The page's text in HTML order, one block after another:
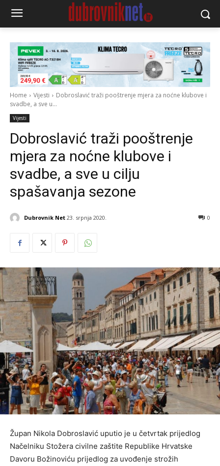
Home Vijesti
Dobroslavić traži pooštrenje mjera za noćne klubove i
svadbe, a sve u...
Vijesti
Dobroslavić traži pooštrenje
mjera za noćne klubove i
svadbe, a sve u cilju
spašavanja sezone
Dubrovnik Net 23. srpnja 2020. 0
Župan Nikola Dobroslavić uputio je u četvrtak prijedlog
Načelniku Stožera civilne zaštite Republike Hrvatske
Davoru Božinoviću prijedlog za uvođenje strožih